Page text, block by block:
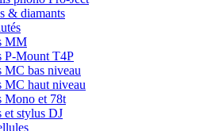
& diamants
MM
P-Mount T4P
MC bas niveau
MC haut niveau
Mono et 78t
et stylus DJ